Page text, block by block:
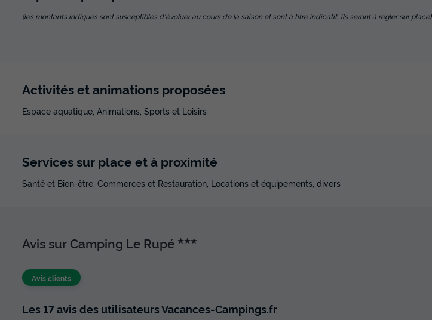
(les montants indiqués sont susceptibles d'évoluer au cours de la saison et sont à titre indicatif, ils seront à régler sur place)
Activités et animations proposées
Espace aquatique, Animations, Sports et Loisirs
Services sur place et à proximité
Santé et Bien-être, Commerces et Restauration, Locations et équipements, divers
Avis sur Camping Le Rupé ★★★
Avis clients
Les 17 avis des utilisateurs Vacances-Campings.fr